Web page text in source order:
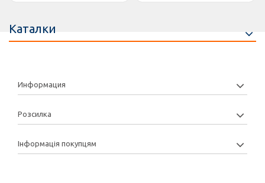
Каталки
Информация
Розсилка
Інформація покупцям